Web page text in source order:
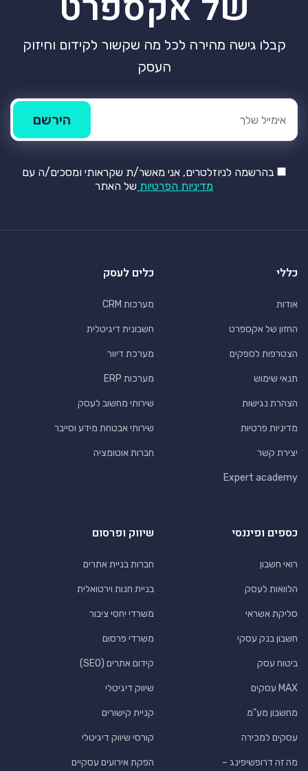
קבלו גישה מהירה לכל מה שקשור לקידום וחיזוק
העסק
בהרשמה לניוזלטרים, אני מאשר/ת שקראותי ומסכים/ה עם
מדיניות הפרטיות של האתר
כללי
אודות
החזון של אקספרט
הצטרפות לספקים
תנאי שימוש
הצהרת נגישות
מדיניות פרטיות
יצירת קשר
Expert academy
כלים לעסק
מערכות CRM
חשבונית דיגיטלית
מערכת דיוור
מערכות ERP
שירותי מחשוב לעסק
שירותי אבטחת מידע וסייבר
חברות אוטומציה
כספים ופיננסי
רואי חשבון
הלוואות לעסק
סליקת אשראי
חשבון בנק עסקי
ביטוח עסק
MAX עסקים
מחשבון מע"מ
עסקים למכירה
מה זה דרופשיפינג –
שיווק ופרסום
חברות בניית אתרים
בניית חנות וירטואלית
משרדי יחסי ציבור
משרדי פרסום
קידום אתרים (SEO)
שיווק דיגיטלי
קניית קישורים
קורסי שיווק דיגיטלי
הפקת אירועים עסקיים